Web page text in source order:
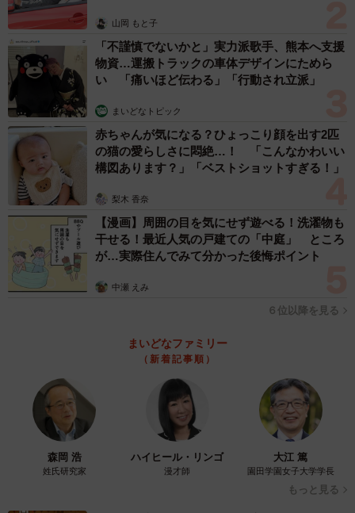
山岡 もと子
「不謹慎でないかと」実力派歌手、熊本へ支援
物資…運搬トラックの車体デザインにためら
い 「痛いほど伝わる」「行動され立派」
まいどなトピック
赤ちゃんが気になる？ひょっこり顔を出す2匹
の猫の愛らしさに悶絶…！ 「こんなかわいい
構図あります？」「ベストショットすぎる！」
梨木 香奈
【漫画】周囲の目を気にせず遊べる！洗濯物も
干せる！最近人気の戸建ての「中庭」 ところ
が…実際住んでみて分かった後悔ポイント
中瀬 えみ
６位以降を見る
まいどなファミリー
（新着記事順）
森岡 浩
姓氏研究家
ハイヒール・リンゴ
漫才師
大江 篤
園田学園女子大学学長
もっと見る